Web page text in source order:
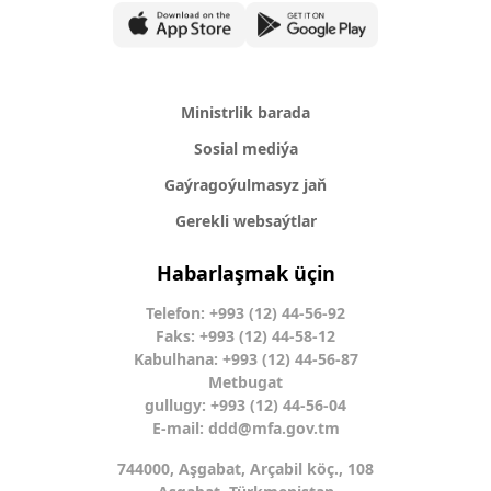
Ministrlik barada
Sosial mediýa
Gaýragoýulmasyz jaň
Gerekli websaýtlar
Habarlaşmak üçin
Telefon: +993 (12) 44-56-92
Faks: +993 (12) 44-58-12
Kabulhana: +993 (12) 44-56-87
Metbugat
gullugy: +993 (12) 44-56-04
E-mail: ddd@mfa.gov.tm
744000, Aşgabat, Arçabil köç., 108